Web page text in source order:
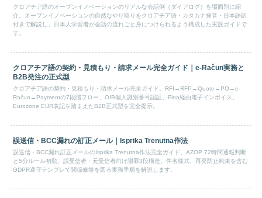
クロアチア語のオープンイノベーションのリアルな会話例（ダイアログ）を場面別に紹
介。オープンイノベーションの自然なやり取りをクロアチア語・カタカナ発音・日本語訳
付きで解説し、日本人学習者が会話の流れごと身につけられるよう構成した実践ガイドで
す。
クロアチア語の契約・見積もり・請求メール完全ガイド｜e-Račun実務と
B2B発注の正式型
クロアチア語の契約・見積もり・請求メール完全ガイド。RFI→RFP→Quote→PO→e-
Račun→Paymentの7段階フロー、OIB個人識別番号認証、Fina経由電子インボイス、
Eurozone EUR表記を踏まえたB2B正式型を完全提示。
誤送信・BCC漏れの訂正メール｜Isprika Trenutna作法
誤送信・BCC漏れ訂正メールのIsprika Trenutna作法完全ガイド。AZOP 72時間通報判断
と5分ルール初動、誤受信者・元受信者向け謝罪3段構造、件名様式、再発防止約束を含む
GDPR遵守テンプレで関係修復を図る実務手順を解説します。